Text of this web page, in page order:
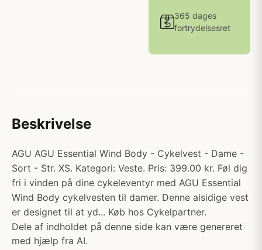
365 dages
fortrydelsesret
Beskrivelse
AGU AGU Essential Wind Body - Cykelvest - Dame -
Sort - Str. XS. Kategori: Veste. Pris: 399.00 kr. Føl dig
fri i vinden på dine cykeleventyr med AGU Essential
Wind Body cykelvesten til damer. Denne alsidige vest
er designet til at yd... Køb hos Cykelpartner.
Dele af indholdet på denne side kan være genereret
med hjælp fra AI.